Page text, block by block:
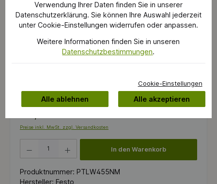
Sofort verfügbar, Lieferzeit: 2 - 4 Tage
Preise inkl. MwSt. zzgl. Versandkosten
In den Warenkorb
Produktnummer: PTLW455NM
Hersteller: Festo
Verwendung Ihrer Daten finden Sie in unserer
Datenschutzerklärung. Sie können Ihre Auswahl jederzeit
unter Cookie-Einstellungen widerrufen oder anpassen.
Weitere Informationen finden Sie in unseren
Datenschutzbestimmungen.
Cookie-Einstellungen
Alle ablehnen Alle akzeptieren